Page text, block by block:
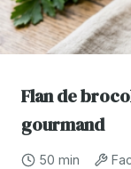
Flan de
gourmand
50 min